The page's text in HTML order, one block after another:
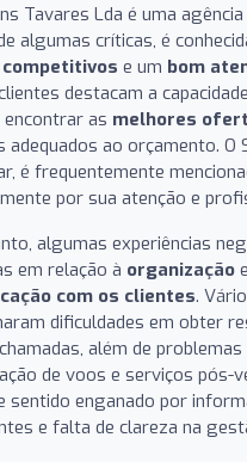
Tavares Lda é uma
algumas críticas, é
e um bom
destacam a
encontrar as melhores
adequados ao orçamento. O
é frequentemente
por sua atenção e
algumas experiências
em relação à organização
com os clientes.
dificuldades em obter
além de problemas
de voos e serviços pós-
sentido enganado por
e falta de clareza na